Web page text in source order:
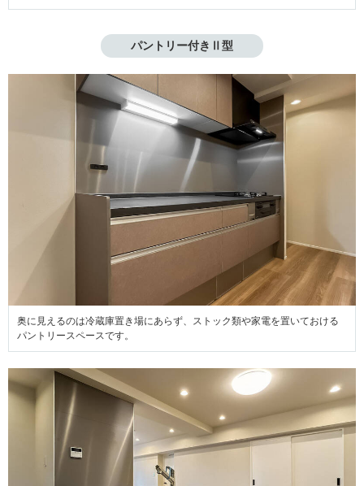
パントリー付きⅡ型
奥に見えるのは冷蔵庫置き場にあらず、ストック類や家電を置いておける
パントリースペースです。